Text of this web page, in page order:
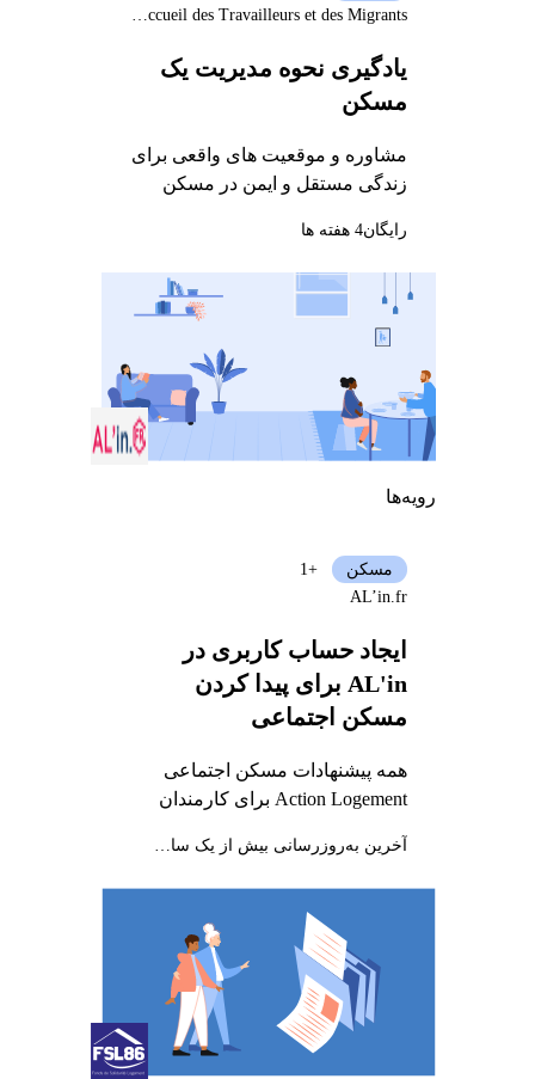
یادگیری نحوه مدیریت یک
مسکن
مشاوره و موقعیت های واقعی برای
زندگی مستقل و ایمن در مسکن
Association pour l'Accueil des Travailleurs et des Migrants
رایگان4 هفته ها
رویه‌ها
ایجاد حساب کاربری در
AL'in برای پیدا کردن
مسکن اجتماعی
همه پیشنهادات مسکن اجتماعی
Action Logement برای کارمندان
مسکن
+1
AL’in.fr
آخرین به‌روزرسانی بیش از یک سال پیش